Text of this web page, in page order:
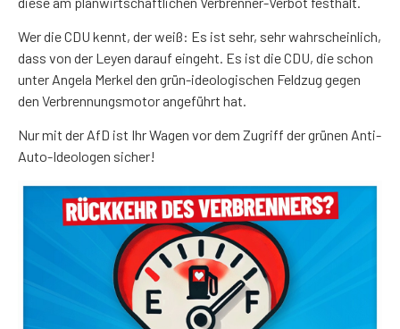
Wer die CDU kennt, der weiß: Es ist sehr, sehr wahrscheinlich,
dass von der Leyen darauf eingeht. Es ist die CDU, die schon
unter Angela Merkel den grün-ideologischen Feldzug gegen
den Verbrennungsmotor angeführt hat.
Nur mit der AfD ist Ihr Wagen vor dem Zugriff der grünen Anti-
Auto-Ideologen sicher!